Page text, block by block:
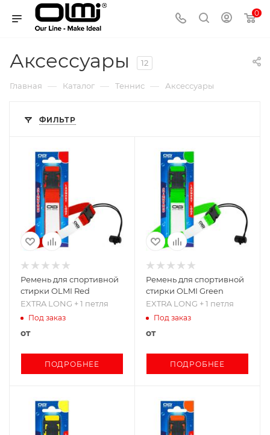
0
Аксессуары 12
Главная — Каталог — Теннис — Аксессуары
ФИЛЬТР
Ремень для спортивной
стирки OLMI Red
EXTRA LONG + 1 петля
Под заказ
от
ПОДРОБНЕЕ
Ремень для спортивной
стирки OLMI Green
EXTRA LONG + 1 петля
Под заказ
от
ПОДРОБНЕЕ